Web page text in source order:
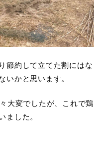
節約して立てた割にはな
いかと思います。
大変でしたが、これで鶏
ました。